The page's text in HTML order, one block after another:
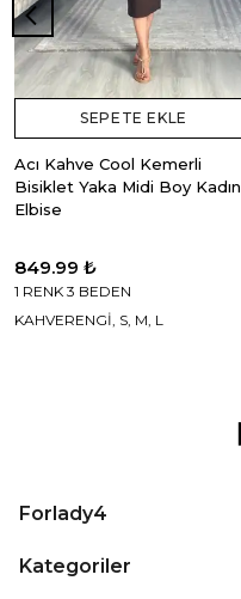
SEPETE EKLE
Acı Kahve Cool Kemerli
Bisiklet Yaka Midi Boy Kadın
Elbise
849.99 ₺
1 RENK 3 BEDEN
KAHVERENGİ, S, M, L
Forlady4
Kategoriler